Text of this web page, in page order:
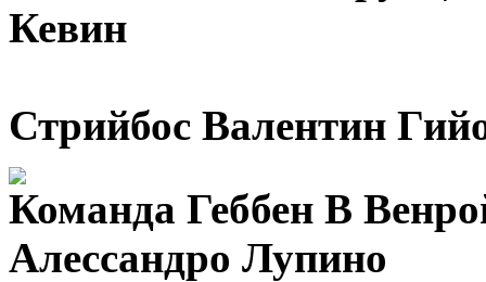
Кевин
Стрийбос Валентин
Команда Геббен В
Алессандро Лупино